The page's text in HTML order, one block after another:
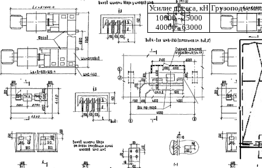
Усилие пресса, кН
10000 - 25000
40000 - 63000